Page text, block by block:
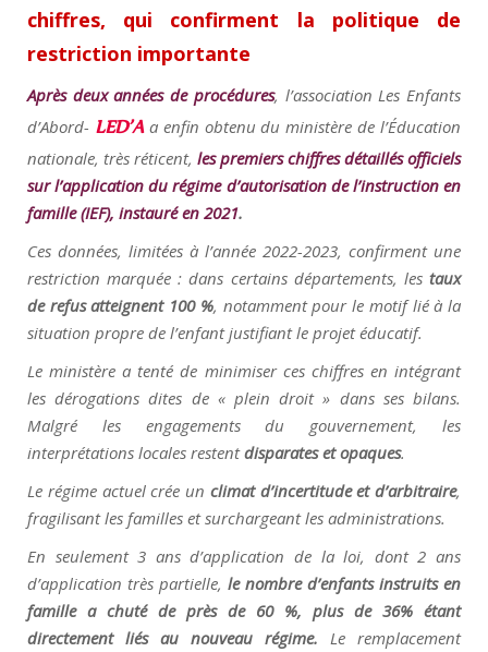
chiffres, qui confirment la politique de
restriction importante
Après deux années de procédures, l’association Les Enfants
d’Abord- LED’Aa enfin obtenu du ministère de l’Éducation
nationale, très réticent, les premiers chiffres détaillés officiels
sur l’application du régime d’autorisation de l’instruction en
famille (IEF), instauré en 2021.
Ces données, limitées à l’année 2022-2023, confirment une
restriction marquée : dans certains départements, les taux
de refus atteignent 100 %, notamment pour le motif lié à la
situation propre de l’enfant justifiant le projet éducatif.
Le ministère a tenté de minimiser ces chiffres en intégrant
les dérogations dites de « plein droit » dans ses bilans.
Malgré les engagements du gouvernement, les
interprétations locales restentdisparates et opaques.
Le régime actuel crée un climat d’incertitude et d’arbitraire,
fragilisant les familles et surchargeant les administrations.
En seulement 3 ans d’application de la loi, dont 2 ans
d’application très partielle, le nombre d’enfants instruits en
famille a chuté de près de 60 %, plus de 36% étant
directement liés au nouveau régime. Le remplacement